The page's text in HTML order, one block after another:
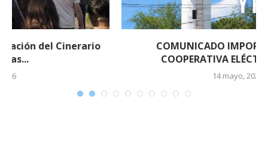
COMUNICADO IMPORTANTE DE LA
COOPERATIVA ELÉCTRICA DE EL...